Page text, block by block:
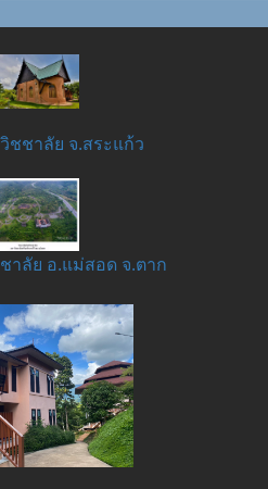
ชชาลัย จ.สระแก้ว
าลัย อ.แม่สอด จ.ตาก